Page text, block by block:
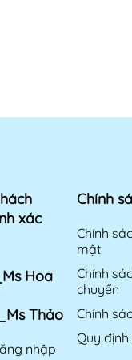
xác
Hoa
Thảo
nhập
Chính
Chính
mật
Chính
chuyển
Chính
Quy